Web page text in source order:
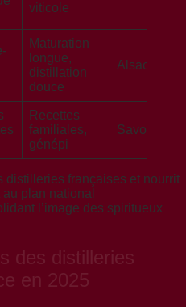
viticole
Maturation
longue,
distillation
douce
Alsace
Recettes
familiales,
génépi
Savoie
distilleries françaises et nourrit
plan national
l’image des spiritueux
des distilleries
en 2025